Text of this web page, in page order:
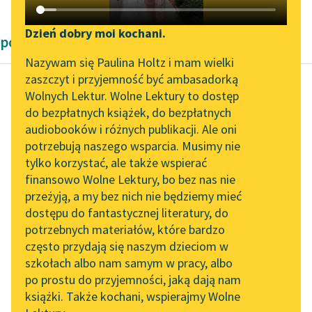
Katalog DAISY
Podkasty o książkach
Zgłoś brak utworu
Aktualności
„Prokurator Alicja Horn”
do słuchania
Byliśmy częścią AI Impact
Lab
Zapraszamy na spotkanie
online z tłumaczkami
literatury skandynawskiej
Spotkanie z Katarzyną
Tunkiel w Oslo
102. lata temu zmarł
Joseph Conrad
Narzędzia
Mapa Wolnych Lektur
Leśmianator
Przewodnik dla piszących i
czytających
API
OAI-PMH
Widget Wolnych Lektur
Przypisy
Dzień dobry moi kochani.
Nazywam się Paulina Holtz i mam wielki
zaszczyt i przyjemność być ambasadorką
Wolnych Lektur. Wolne Lektury to dostęp
do bezpłatnych książek, do bezpłatnych
audiobooków i różnych publikacji. Ale oni
potrzebują naszego wsparcia. Musimy nie
tylko korzystać, ale także wspierać
finansowo Wolne Lektury, bo bez nas nie
przeżyją, a my bez nich nie będziemy mieć
dostępu do fantastycznej literatury, do
potrzebnych materiałów, które bardzo
często przydają się naszym dzieciom w
szkołach albo nam samym w pracy, albo
po prostu do przyjemności, jaką dają nam
książki. Także kochani, wspierajmy Wolne
powieści obyczajowe Bolesław Prus
Bolesław Prus
Placówka
— Oto masz — mówił
znowu po francusku
dziedzic do swego
szwagra — oto masz
chłopa. Tobie ze...
Czytaj więcej